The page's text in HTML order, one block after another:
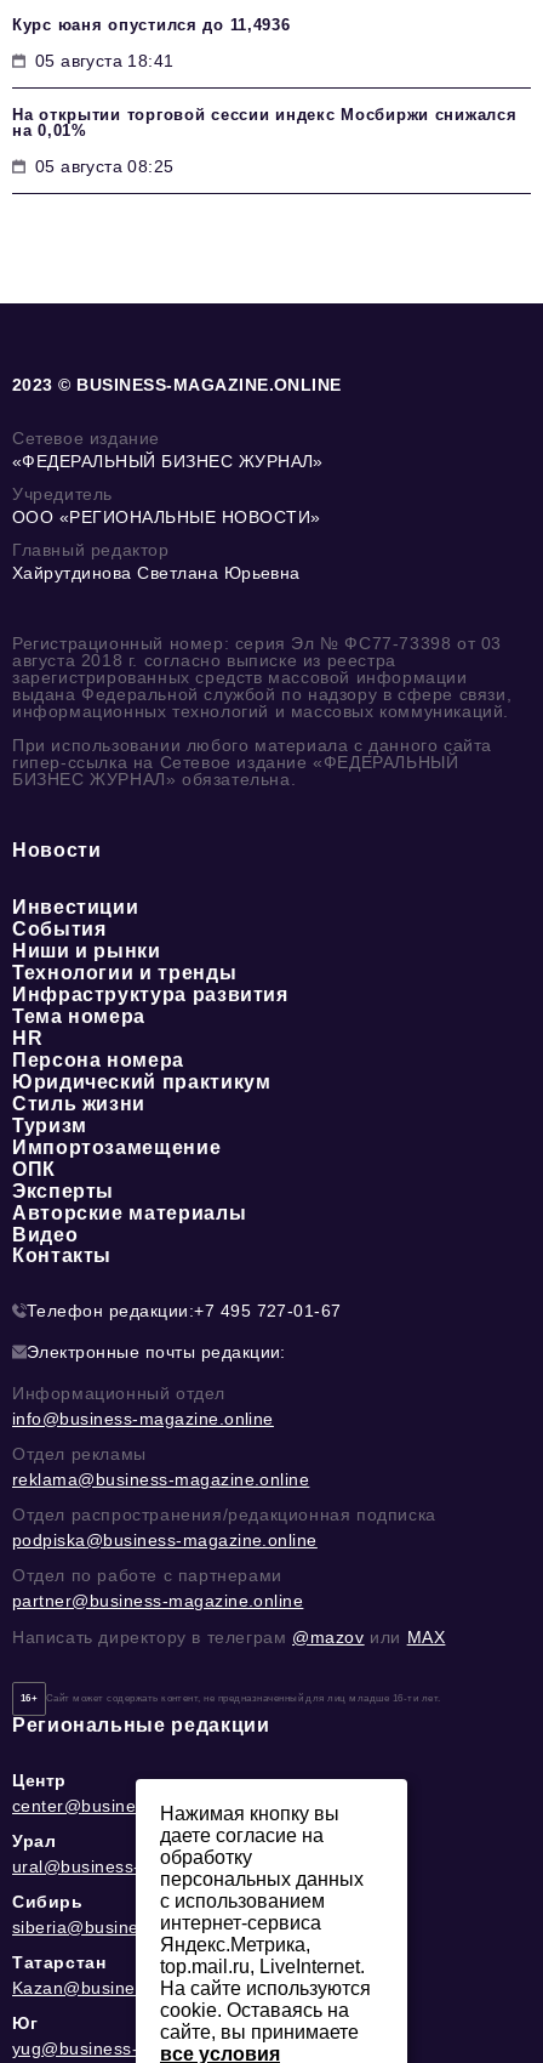
Курс юаня опустился до 11,4936
05 августа 18:41
На открытии торговой сессии индекс Мосбиржи снижался
на 0,01%
05 августа 08:25
2023 © BUSINESS-MAGAZINE.ONLINE
Сетевое издание
«ФЕДЕРАЛЬНЫЙ БИЗНЕС ЖУРНАЛ»
Учредитель
ООО «РЕГИОНАЛЬНЫЕ НОВОСТИ»
Главный редактор
Хайрутдинова Светлана Юрьевна
Регистрационный номер: серия Эл № ФС77-73398 от 03
августа 2018 г. согласно выписке из реестра
зарегистрированных средств массовой информации
выдана Федеральной службой по надзору в сфере связи,
информационных технологий и массовых коммуникаций.
При использовании любого материала с данного сайта
гипер-ссылка на Сетевое издание «ФЕДЕРАЛЬНЫЙ
БИЗНЕС ЖУРНАЛ» обязательна.
Новости
Инвестиции
События
Ниши и рынки
Технологии и тренды
Инфраструктура развития
Тема номера
HR
Персона номера
Юридический практикум
Стиль жизни
Туризм
Импортозамещение
ОПК
Эксперты
Авторские материалы
Видео
Контакты
Телефон редакции:+7 495 727-01-67
Электронные почты редакции:
Информационный отдел
info@business-magazine.online
Отдел рекламы
reklama@business-magazine.online
Отдел распространения/редакционная подписка
podpiska@business-magazine.online
Отдел по работе с партнерами
partner@business-magazine.online
Написать директору в телеграм @mazov или MAX
16+ Сайт может содержать контент, не предназначенный для лиц младше 16-ти лет.
Региональные редакции
Центр
center@business-magazine.online
Урал
ural@business-magazine.online
Сибирь
siberia@business-magazine.online
Татарстан
Kazan@business-magazine.online
Юг
yug@business-magazine.online
Нажимая кнопку вы
даете согласие на
обработку
персональных данных
с использованием
интернет-сервиса
Яндекс.Метрика,
top.mail.ru, LiveInternet.
На сайте используются
cookie. Оставаясь на
сайте, вы принимаете
все условия